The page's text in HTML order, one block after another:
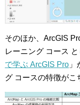
そのほか、ArcGIS
レーニング コース と
で学ぶ ArcGIS Pro
グ コースの特徴がこ